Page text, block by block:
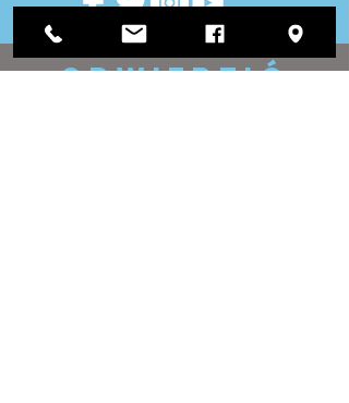
ODWIEDZIĆ